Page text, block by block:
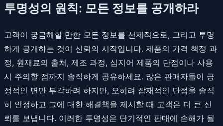
투명성의 원칙: 모든 정보를 공개하라
고객이 궁금해할 만한 모든 정보를 선제적으로, 그리고 투명
하게 공개하는 것이 신뢰의 시작입니다. 제품의 가격 책정 과
정, 원재료의 출처, 제조 과정, 심지어 제품의 단점이나 사용
시 주의할 점까지 솔직하게 공유하세요. 많은 판매자들이 긍
정적인 면만 부각하려 하지만, 오히려 잠재적인 단점을 솔직
히 인정하고 그에 대한 해결책을 제시할 때 고객은 더 큰 신
뢰를 보냅니다. 이러한 투명성은 단기적인 판매에 손해가 될